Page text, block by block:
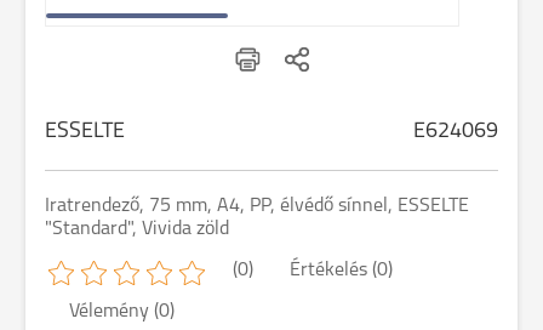
ESSELTE E624069
Iratrendező, 75 mm, A4, PP, élvédő sínnel, ESSELTE
"Standard", Vivida zöld
(0) Értékelés (0)
Vélemény (0)